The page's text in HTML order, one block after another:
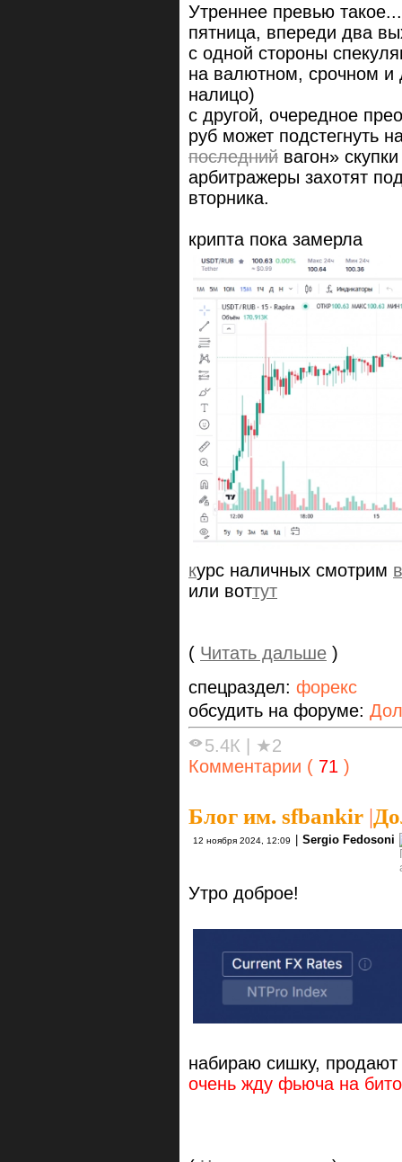
Утреннее превью такое...
пятница, впереди два
с одной стороны
на валютном, срочном и
налицо)
с другой, очередное
руб может подстегнуть
последний вагон»
арбитражеры захотят
вторника.
крипта пока замерла
курс наличных смотрим
или воттут
( Читать дальше )
спецраздел: форекс
обсудить на форуме:
5.4К
★2
Комментарии ( 71 )
Блог им. sfbankir |
12 ноября 2024, 12:09 Sergio Fedosoni
Утро доброе!
набираю сишку, продают
очень жду фьюча на